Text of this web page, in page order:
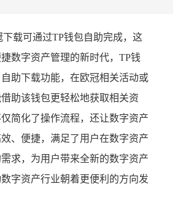
下载可通过TP钱包自助完成，这
数字资产管理的新时代，TP钱
助下载功能，在欧冠相关活动或
助该钱包更轻松地获取相关资
简化了操作流程，还让数字资产
、便捷，满足了用户在数字资产
求，为用户带来全新的数字资产
字资产行业朝着更便利的方向发